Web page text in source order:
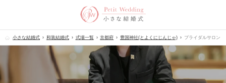
小さな結婚式 和装結婚式 式場一覧 京都府 豊国神社(とよくにじんじゃ) ブライダルサロン